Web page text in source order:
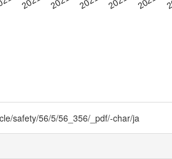
safety/56/5/56_356/_pdf/-char/ja